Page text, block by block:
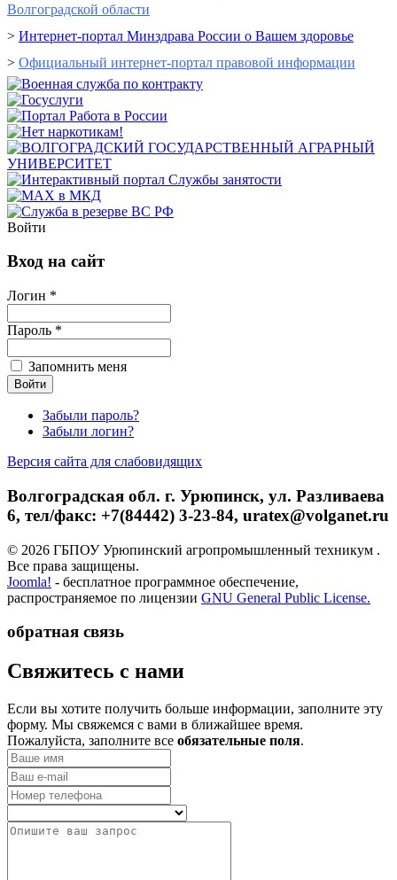
Волгоградской области
> Интернет-портал Минздрава России о Вашем здоровье
> Официальный интернет-портал правовой информации
Войти
Вход на сайт
Логин *
Пароль *
Запомнить меня
Забыли пароль?
Забыли логин?
Версия сайта для слабовидящих
Волгоградская обл. г. Урюпинск, ул. Разливаева
6, тел/факс: +7(84442) 3-23-84, uratex@volganet.ru
© 2026 ГБПОУ Урюпинский агропромышленный техникум .
Все права защищены.
Joomla! - бесплатное программное обеспечение,
распространяемое по лицензии GNU General Public License.
обратная связь
­Свяжитесь с нами
Если вы хотите получить больше информации, заполните эту
форму. Мы свяжемся с вами в ближайшее время.
Пожалуйста, заполните все обязательные поля.